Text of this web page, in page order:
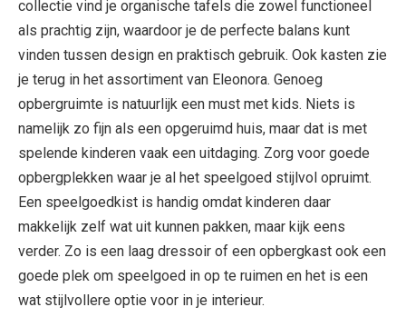
collectie vind je organische tafels die zowel functioneel
als prachtig zijn, waardoor je de perfecte balans kunt
vinden tussen design en praktisch gebruik. Ook kasten zie
je terug in het assortiment van Eleonora. Genoeg
opbergruimte is natuurlijk een must met kids. Niets is
namelijk zo fijn als een opgeruimd huis, maar dat is met
spelende kinderen vaak een uitdaging. Zorg voor goede
opbergplekken waar je al het speelgoed stijlvol opruimt.
Een speelgoedkist is handig omdat kinderen daar
makkelijk zelf wat uit kunnen pakken, maar kijk eens
verder. Zo is een laag dressoir of een opbergkast ook een
goede plek om speelgoed in op te ruimen en het is een
wat stijlvollere optie voor in je interieur.